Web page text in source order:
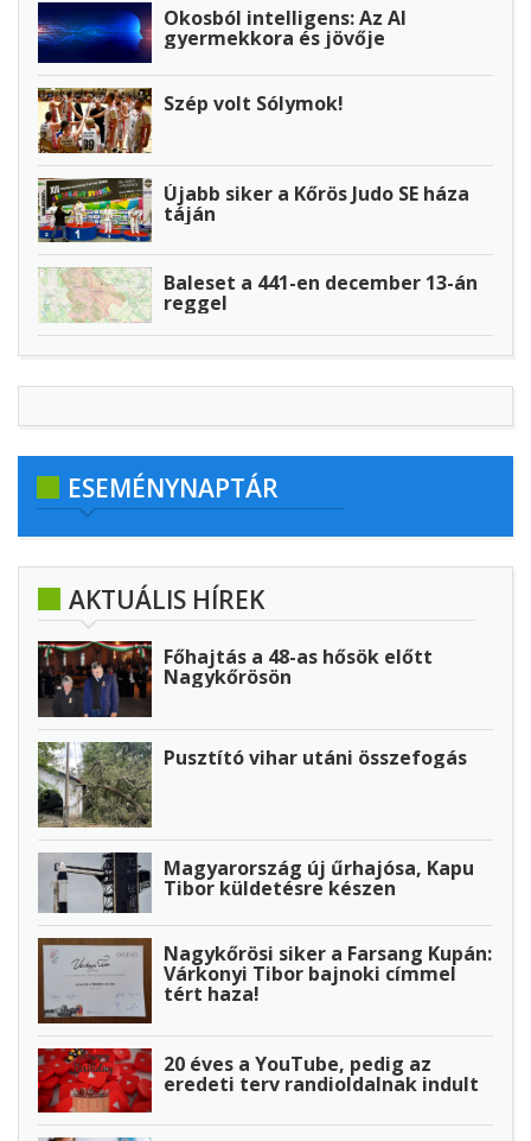
Okosból intelligens: Az AI
gyermekkora és jövője
Szép volt Sólymok!
Újabb siker a Kőrös Judo SE háza
táján
Baleset a 441-en december 13-án
reggel
ESEMÉNYNAPTÁR
AKTUÁLIS HÍREK
Főhajtás a 48-as hősök előtt
Nagykőrösön
Pusztító vihar utáni összefogás
Magyarország új űrhajósa, Kapu
Tibor küldetésre készen
Nagykőrösi siker a Farsang Kupán:
Várkonyi Tibor bajnoki címmel
tért haza!
20 éves a YouTube, pedig az
eredeti terv randioldalnak indult